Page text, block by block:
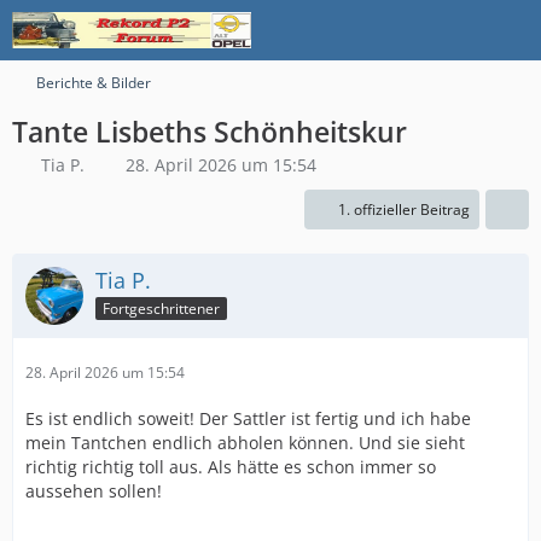
Berichte & Bilder
Tante Lisbeths Schönheitskur
Tia P. 28. April 2026 um 15:54
1. offizieller Beitrag
Tia P.
Fortgeschrittener
28. April 2026 um 15:54
Es ist endlich soweit! Der Sattler ist fertig und ich habe
mein Tantchen endlich abholen können. Und sie sieht
richtig richtig toll aus. Als hätte es schon immer so
aussehen sollen!